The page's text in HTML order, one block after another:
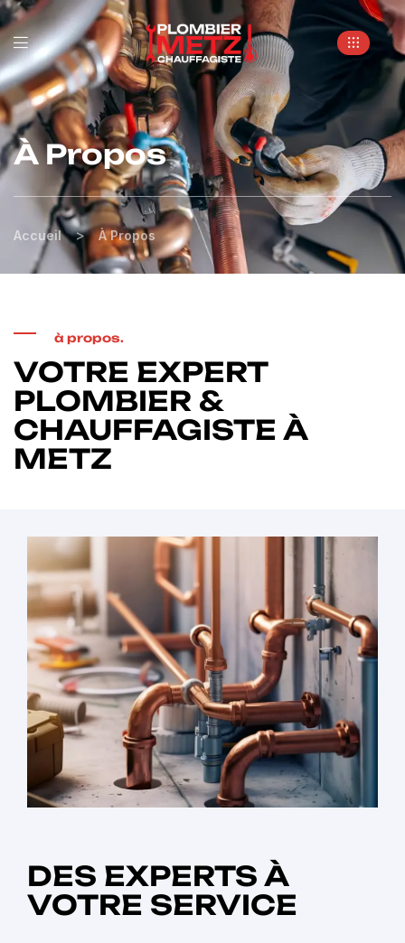
À Propos
Accueil > À Propos
à propos.
VOTRE EXPERT
PLOMBIER &
CHAUFFAGISTE À
METZ
DES EXPERTS À
VOTRE SERVICE